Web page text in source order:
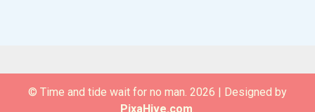
g
© Time and tide wait for no man. 2026 | Designed by
PixaHive.com